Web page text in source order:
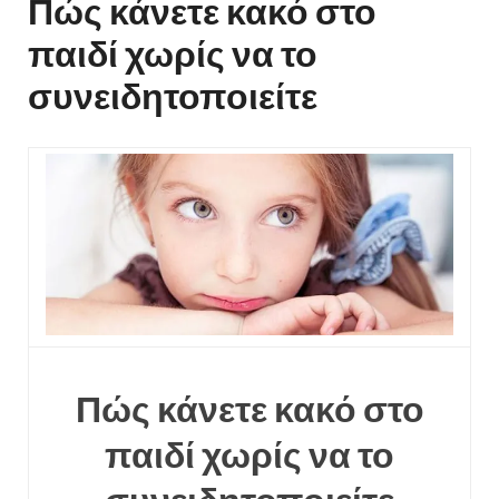
Πώς κάνετε κακό στο
παιδί χωρίς να το
συνειδητοποιείτε
Πώς κάνετε κακό στο
παιδί χωρίς να το